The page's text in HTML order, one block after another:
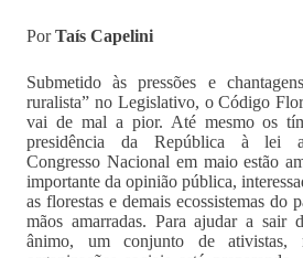
PorTaís Capelini
Submetido às pressões e
ruralista” no Legislativo, o Código
vai de mal a pior. Até mesmo os
presidência da República à lei
Congresso Nacional em maio estão
importante da opinião pública,
as florestas e demais ecossistemas do
mãos amarradas. Para ajudar a sair
ânimo, um conjunto de ativistas,